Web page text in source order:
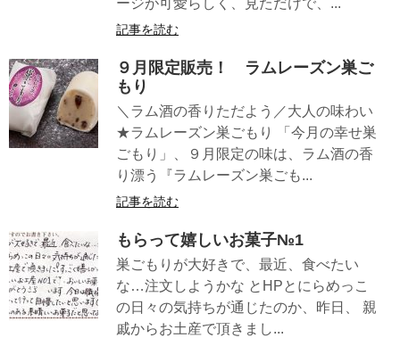
記事を読む
９月限定販売！ ラムレーズン巣ご
もり
＼ラム酒の香りただよう／大人の味わい
★ラムレーズン巣ごもり 「今月の幸せ巣
ごもり」、９月限定の味は、ラム酒の香
り漂う『ラムレーズン巣ごも...
記事を読む
もらって嬉しいお菓子№1
巣ごもりが大好きで、最近、食べたい
な…注文しようかな とHPとにらめっこ
の日々の気持ちが通じたのか、昨日、 親
戚からお土産で頂きまし...